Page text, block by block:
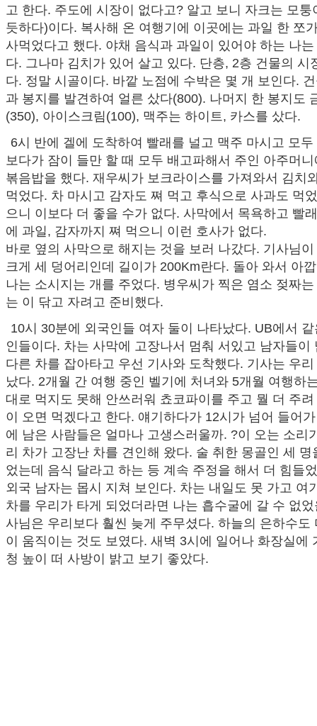
고 한다. 주도에 시장이 없다고? 알고 보니 자크는 모퉁
듯하다)이다. 복사해 온 여행기에 이곳에는 과일 한 쪼
사먹었다고 했다. 야채 음식과 과일이 있어야 하는 나
다. 그나마 김치가 있어 살고 있다. 단층, 2층 건물의 시
다. 정말 시골이다. 바깥 노점에 수박은 몇 개 보인다.
과 봉지를 발견하여 얼른 샀다(800). 나머지 한 봉지도
(350), 아이스크림(100), 맥주는 하이트, 카스를 샀다.
6시 반에 겔에 도착하여 빨래를 널고 맥주 마시고 모
보다가 잠이 들만 할 때 모두 배고파해서 주인 아주머
볶음밥을 했다. 재우씨가 보크라이스를 가져와서 김치
먹었다. 차 마시고 감자도 쪄 먹고 후식으로 사과도 먹
으니 이보다 더 좋을 수가 없다. 사막에서 목욕하고 빨
에 과일, 감자까지 쪄 먹으니 이런 호사가 없다.
바로 옆의 사막으로 해지는 것을 보러 나갔다. 기사님
크게 세 덩어리인데 길이가 200Km란다. 돌아 와서 아
나는 소시지는 개를 주었다. 병우씨가 찍은 염소 젖짜
는 이 닦고 자려고 준비했다.
10시 30분에 외국인들 여자 둘이 나타났다. UB에서
인들이다. 차는 사막에 고장나서 멈춰 서있고 남자들이
다른 차를 잡아타고 우선 기사와 도착했다. 기사는 우
났다. 2개월 간 여행 중인 벨기에 처녀와 5개월 여행하
대로 먹지도 못해 안쓰러워 쵸코파이를 주고 뭘 더 주
이 오면 먹겠다고 한다. 얘기하다가 12시가 넘어 들어
에 남은 사람들은 얼마나 고생스러울까. ?이 오는 소리
리 차가 고장난 차를 견인해 왔다. 술 취한 몽골인 세 명
었는데 음식 달라고 하는 등 계속 주정을 해서 더 힘들
외국 남자는 몹시 지쳐 보인다. 차는 내일도 못 가고 여
차를 우리가 타게 되었더라면 나는 흡수굴에 갈 수 없
사님은 우리보다 훨씬 늦게 주무셨다. 하늘의 은하수도
이 움직이는 것도 보였다. 새벽 3시에 일어나 화장실에
청 높이 떠 사방이 밝고 보기 좋았다.